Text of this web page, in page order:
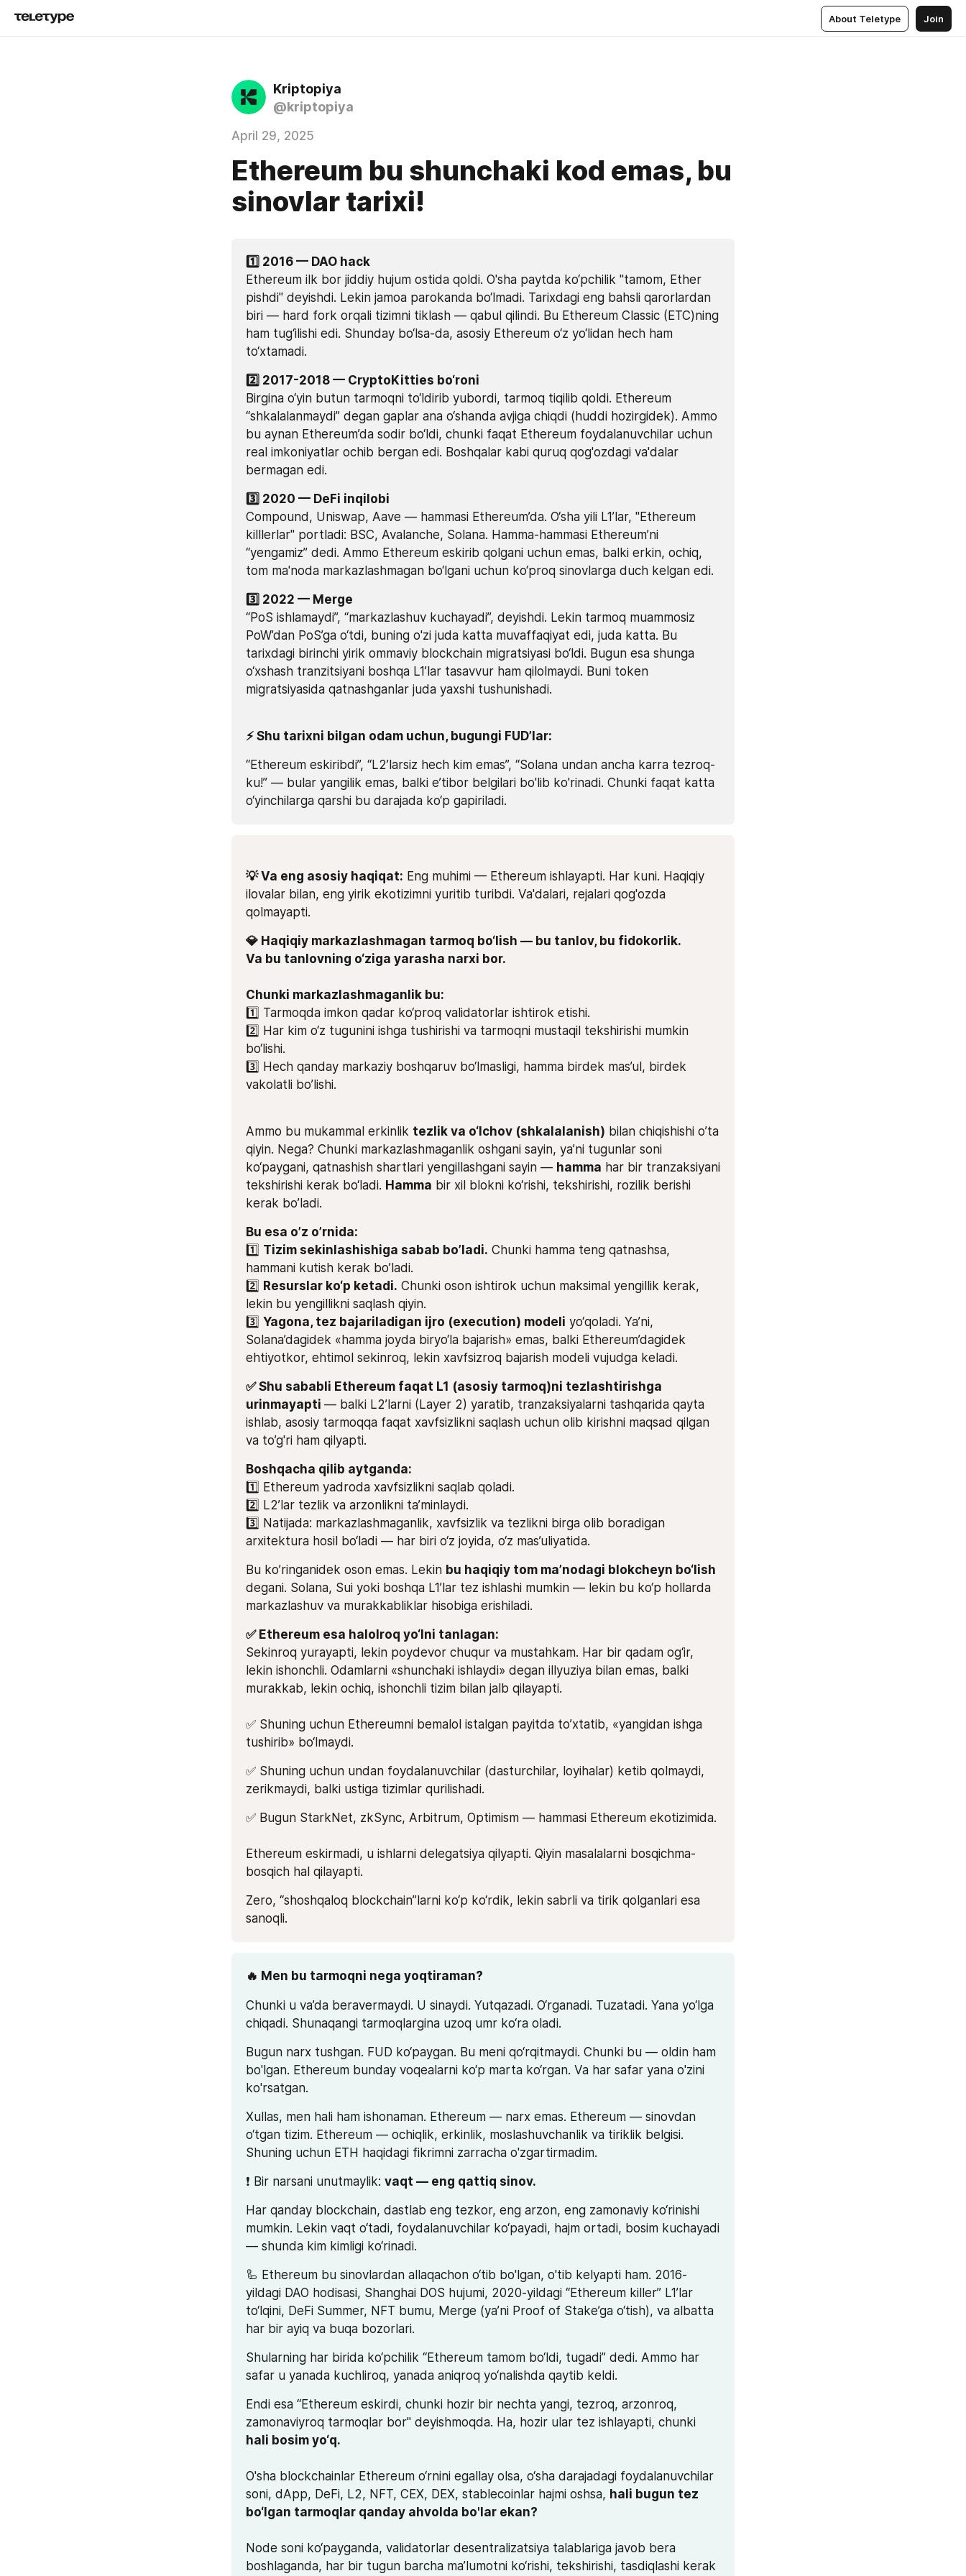
About Teletype Join
Kriptopiya
@kriptopiya
April 29, 2025
Ethereum bu shunchaki kod emas, bu
sinovlar tarixi!
1️⃣ 2016 — DAO hack
Ethereum ilk bor jiddiy hujum ostida qoldi. O'sha paytda ko‘pchilik "tamom, Ether
pishdi" deyishdi. Lekin jamoa parokanda bo‘lmadi. Tarixdagi eng bahsli qarorlardan
biri — hard fork orqali tizimni tiklash — qabul qilindi. Bu Ethereum Classic (ETC)ning
ham tug‘ilishi edi. Shunday bo‘lsa-da, asosiy Ethereum o‘z yo‘lidan hech ham
to‘xtamadi.
2️⃣ 2017-2018 — CryptoKitties bo‘roni
Birgina o‘yin butun tarmoqni to‘ldirib yubordi, tarmoq tiqilib qoldi. Ethereum
“shkalalanmaydi” degan gaplar ana o‘shanda avjiga chiqdi (huddi hozirgidek). Ammo
bu aynan Ethereum’da sodir bo‘ldi, chunki faqat Ethereum foydalanuvchilar uchun
real imkoniyatlar ochib bergan edi. Boshqalar kabi quruq qog'ozdagi va'dalar
bermagan edi.
3️⃣ 2020 — DeFi inqilobi
Compound, Uniswap, Aave — hammasi Ethereum’da. O‘sha yili L1’lar, "Ethereum
killlerlar" portladi: BSC, Avalanche, Solana. Hamma-hammasi Ethereum’ni
“yengamiz” dedi. Ammo Ethereum eskirib qolgani uchun emas, balki erkin, ochiq,
tom ma'noda markazlashmagan bo‘lgani uchun ko‘proq sinovlarga duch kelgan edi.
3️⃣ 2022 — Merge
“PoS ishlamaydi”, “markazlashuv kuchayadi”, deyishdi. Lekin tarmoq muammosiz
PoW’dan PoS’ga o‘tdi, buning o'zi juda katta muvaffaqiyat edi, juda katta. Bu
tarixdagi birinchi yirik ommaviy blockchain migratsiyasi bo‘ldi. Bugun esa shunga
o‘xshash tranzitsiyani boshqa L1’lar tasavvur ham qilolmaydi. Buni token
migratsiyasida qatnashganlar juda yaxshi tushunishadi.
⚡️ Shu tarixni bilgan odam uchun, bugungi FUD’lar:
“Ethereum eskiribdi”, “L2’larsiz hech kim emas”, “Solana undan ancha karra tezroq-
ku!” — bular yangilik emas, balki e’tibor belgilari bo'lib ko'rinadi. Chunki faqat katta
o‘yinchilarga qarshi bu darajada ko‘p gapiriladi.
💡 Va eng asosiy haqiqat: Eng muhimi — Ethereum ishlayapti. Har kuni. Haqiqiy
ilovalar bilan, eng yirik ekotizimni yuritib turibdi. Va'dalari, rejalari qog'ozda
qolmayapti.
💎 Haqiqiy markazlashmagan tarmoq bo‘lish — bu tanlov, bu fidokorlik.
Va bu tanlovning o‘ziga yarasha narxi bor.
Chunki markazlashmaganlik bu:
1️⃣ Tarmoqda imkon qadar ko‘proq validatorlar ishtirok etishi.
2️⃣ Har kim o‘z tugunini ishga tushirishi va tarmoqni mustaqil tekshirishi mumkin
bo‘lishi.
3️⃣ Hech qanday markaziy boshqaruv bo‘lmasligi, hamma birdek mas’ul, birdek
vakolatli bo’lishi.
Ammo bu mukammal erkinlik tezlik va o‘lchov (shkalalanish) bilan chiqishishi o’ta
qiyin. Nega? Chunki markazlashmaganlik oshgani sayin, ya’ni tugunlar soni
ko‘paygani, qatnashish shartlari yengillashgani sayin — hamma har bir tranzaksiyani
tekshirishi kerak bo‘ladi. Hamma bir xil blokni ko‘rishi, tekshirishi, rozilik berishi
kerak bo’ladi.
Bu esa o’z o’rnida:
1️⃣ Tizim sekinlashishiga sabab bo’ladi. Chunki hamma teng qatnashsa,
hammani kutish kerak bo’ladi.
2️⃣ Resurslar ko‘p ketadi. Chunki oson ishtirok uchun maksimal yengillik kerak,
lekin bu yengillikni saqlash qiyin.
3️⃣ Yagona, tez bajariladigan ijro (execution) modeli yo‘qoladi. Ya’ni,
Solana’dagidek «hamma joyda biryo‘la bajarish» emas, balki Ethereum’dagidek
ehtiyotkor, ehtimol sekinroq, lekin xavfsizroq bajarish modeli vujudga keladi.
✅ Shu sababli Ethereum faqat L1 (asosiy tarmoq)ni tezlashtirishga
urinmayapti — balki L2’larni (Layer 2) yaratib, tranzaksiyalarni tashqarida qayta
ishlab, asosiy tarmoqqa faqat xavfsizlikni saqlash uchun olib kirishni maqsad qilgan
va to’g'ri ham qilyapti.
1️⃣ Ethereum yadroda xavfsizlikni saqlab qoladi.
2️⃣ L2’lar tezlik va arzonlikni ta’minlaydi.
3️⃣ Natijada: markazlashmaganlik, xavfsizlik va tezlikni birga olib boradigan
arxitektura hosil bo‘ladi — har biri o‘z joyida, o‘z mas’uliyatida.
Bu ko’ringanidek oson emas. Lekin bu haqiqiy tom ma’nodagi blokcheyn bo‘lish
degani. Solana, Sui yoki boshqa L1’lar tez ishlashi mumkin — lekin bu ko‘p hollarda
markazlashuv va murakkabliklar hisobiga erishiladi.
Sekinroq yurayapti, lekin poydevor chuqur va mustahkam. Har bir qadam og‘ir,
lekin ishonchli. Odamlarni «shunchaki ishlaydi» degan illyuziya bilan emas, balki
murakkab, lekin ochiq, ishonchli tizim bilan jalb qilayapti.
✅ Shuning uchun Ethereumni bemalol istalgan payitda to’xtatib, «yangidan ishga
tushirib» bo‘lmaydi.
✅ Shuning uchun undan foydalanuvchilar (dasturchilar, loyihalar) ketib qolmaydi,
zerikmaydi, balki ustiga tizimlar qurilishadi.
✅ Bugun StarkNet, zkSync, Arbitrum, Optimism — hammasi Ethereum ekotizimida.
Ethereum eskirmadi, u ishlarni delegatsiya qilyapti. Qiyin masalalarni bosqichma-
bosqich hal qilayapti.
Zero, “shoshqaloq blockchain”larni ko‘p ko‘rdik, lekin sabrli va tirik qolganlari esa
sanoqli.
🔥 Men bu tarmoqni nega yoqtiraman?
Chunki u va’da beravermaydi. U sinaydi. Yutqazadi. O‘rganadi. Tuzatadi. Yana yo‘lga
chiqadi. Shunaqangi tarmoqlargina uzoq umr ko‘ra oladi.
Bugun narx tushgan. FUD ko‘paygan. Bu meni qo‘rqitmaydi. Chunki bu — oldin ham
bo'lgan. Ethereum bunday voqealarni ko‘p marta ko‘rgan. Va har safar yana o'zini
ko'rsatgan.
Xullas, men hali ham ishonaman. Ethereum — narx emas. Ethereum — sinovdan
o‘tgan tizim. Ethereum — ochiqlik, erkinlik, moslashuvchanlik va tiriklik belgisi.
Shuning uchun ETH haqidagi fikrimni zarracha o'zgartirmadim.
❗️ Bir narsani unutmaylik: vaqt — eng qattiq sinov.
Har qanday blockchain, dastlab eng tezkor, eng arzon, eng zamonaviy ko‘rinishi
mumkin. Lekin vaqt o‘tadi, foydalanuvchilar ko‘payadi, hajm ortadi, bosim kuchayadi
— shunda kim kimligi ko‘rinadi.
🦾 Ethereum bu sinovlardan allaqachon o‘tib bo'lgan, o'tib kelyapti ham. 2016-
yildagi DAO hodisasi, Shanghai DOS hujumi, 2020-yildagi “Ethereum killer” L1’lar
to‘lqini, DeFi Summer, NFT bumu, Merge (ya’ni Proof of Stake’ga o‘tish), va albatta
har bir ayiq va buqa bozorlari.
Shularning har birida ko‘pchilik “Ethereum tamom bo‘ldi, tugadi” dedi. Ammo har
safar u yanada kuchliroq, yanada aniqroq yo‘nalishda qaytib keldi.
Endi esa “Ethereum eskirdi, chunki hozir bir nechta yangi, tezroq, arzonroq,
O'sha blockchainlar Ethereum o‘rnini egallay olsa, o‘sha darajadagi foydalanuvchilar
soni, dApp, DeFi, L2, NFT, CEX, DEX, stablecoinlar hajmi oshsa, hali bugun tez
Node soni ko‘payganda, validatorlar desentralizatsiya talablariga javob bera
boshlaganda, har bir tugun barcha ma’lumotni ko‘rishi, tekshirishi, tasdiqlashi kerak